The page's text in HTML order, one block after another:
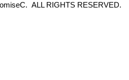
ALL RIGHTS RESERVED.